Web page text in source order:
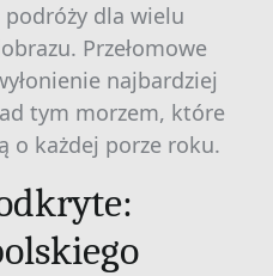
dla wielu
Przełomowe
najbardziej
tym morzem, które
o każdej porze roku.